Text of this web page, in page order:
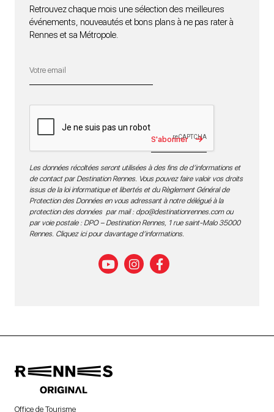
Retrouvez chaque mois une sélection des meilleures
événements, nouveautés et bons plans à ne pas rater à
Rennes et sa Métropole.
S'abonner
Les données récoltées seront utilisées à des fins de d’informations et
de contact par Destination Rennes. Vous pouvez faire valoir vos droits
issus de la loi informatique et libertés et du Règlement Général de
Protection des Données en vous adressant à notre délégué à la
protection des données par mail : dpo@destinationrennes.comou
par voie postale : DPO – Destination Rennes, 1 rue saint-Malo 35000
Rennes. Cliquez ici pour davantage d’informations.
Office de Tourisme